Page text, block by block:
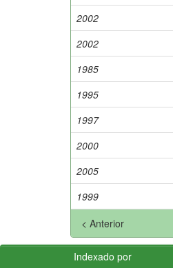
2002
2002
1985
1995
1997
2000
2005
1999
< Anterior
Indexado por